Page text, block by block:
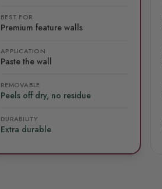
BEST FOR
Premium feature walls
APPLICATION
Paste the wall
REMOVABLE
Peels off dry, no residue
DURABILITY
Extra durable